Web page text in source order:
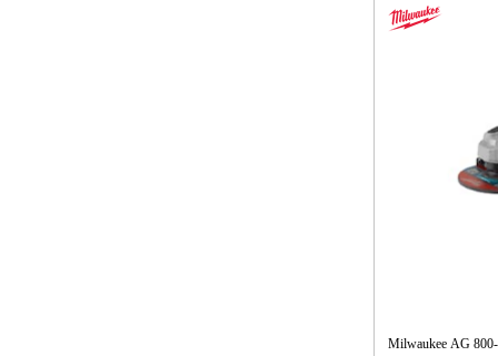
Milwaukee AG